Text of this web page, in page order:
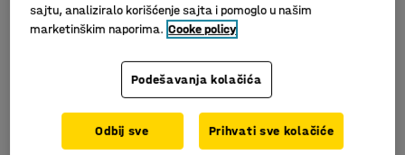
sajtu, analiziralo korišćenje sajta i pomoglo u našim
marketinškim naporima. Cooke policy
Podešavanja kolačića
Odbij sve Prihvati sve kolačiće